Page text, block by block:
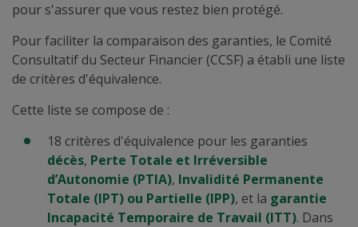
pour s'assurer que vous restez bien protégé.
Pour faciliter la comparaison des garanties, le Comité
Consultatif du Secteur Financier (CCSF) a établi une liste
de critères d'équivalence.
Cette liste se compose de :
18 critères d'équivalence pour les garanties
décès, Perte Totale et Irréversible
d’Autonomie (PTIA), Invalidité Permanente
Totale (IPT) ou Partielle (IPP), et la garantie
Incapacité Temporaire de Travail (ITT). Dans